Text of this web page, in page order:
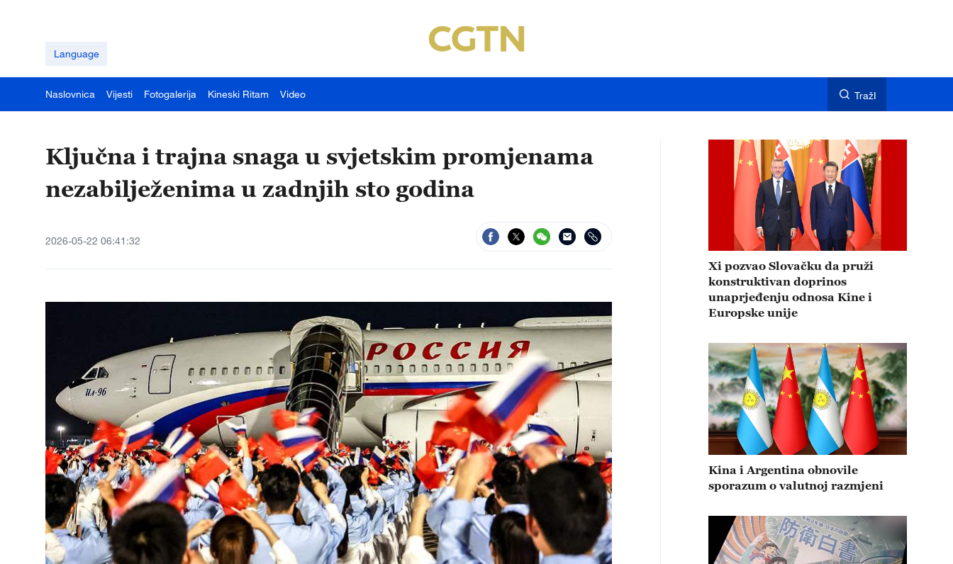
Language
Naslovnica Vijesti Fotogalerija Kineski Ritam Video TražI
Ključna i trajna snaga u svjetskim promjenama
nezabilježenima u zadnjih sto godina
2026-05-22 06:41:32
Xi pozvao Slovačku da pruži
konstruktivan doprinos
unaprjeđenju odnosa Kine i
Europske unije
Kina i Argentina obnovile
sporazum o valutnoj razmjeni